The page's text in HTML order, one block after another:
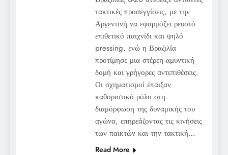
τακτικές προσεγγίσεις, με την
Αργεντινή να εφαρμόζει ρευστό
επιθετικό παιχνίδι και ψηλό
pressing, ενώ η Βραζιλία
προτίμησε μια στέρεη αμυντική
δομή και γρήγορες αντεπιθέσεις.
Οι σχηματισμοί έπαιξαν
καθοριστικό ρόλο στη
διαμόρφωση της δυναμικής του
αγώνα, επηρεάζοντας τις κινήσεις
των παικτών και την τακτική…
Read More